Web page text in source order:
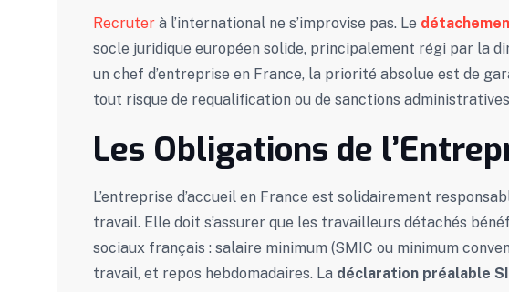
Recruter à l’international ne s’improvise pas. Le
socle juridique européen solide, principalement régi par la
un chef d’entreprise en France, la priorité absolue est de
tout risque de requalification ou de sanctions
Les Obligations de
L’entreprise d’accueil en France est solidairement
travail. Elle doit s’assurer que les travailleurs détachés
sociaux français : salaire minimum (SMIC ou minimum
travail, et repos hebdomadaires. La déclaration préalable